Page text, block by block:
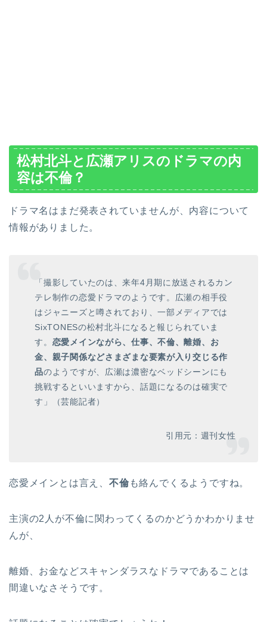
松村北斗と広瀬アリスのドラマの内
容は不倫？
ドラマ名はまだ発表されていませんが、内容について
情報がありました。
「撮影していたのは、来年4月期に放送されるカン
テレ制作の恋愛ドラマのようです。広瀬の相手役
はジャニーズと噂されており、一部メディアでは
SixTONESの松村北斗になると報じられていま
す。 恋愛メインながら、仕事、不倫、離婚、お
金、親子関係などさまざまな要素が入り交じる作
品のようですが、広瀬は濃密なベッドシーンにも
挑戦するといいますから、話題になるのは確実で
す」（芸能記者）
引用元：週刊女性
恋愛メインとは言え、 不倫も絡んでくるようですね。
主演の2人が不倫に関わってくるのかどうかわかりませ
んが、
離婚、お金などスキャンダラスなドラマであることは
間違いなさそうです。